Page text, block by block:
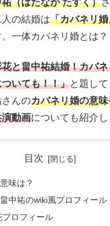
の結婚は「カバネリ婚
一体カバネリ婚とは？
と畠中祐結婚！カバ
いても！！」と題し
んのカバネリ婚の意味
演動画についても紹介し
目次
味は？
中祐のwiki風プロフィール
ロフィール